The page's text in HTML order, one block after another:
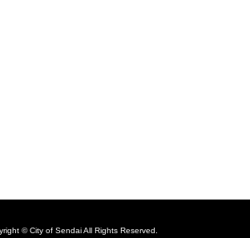
© City of Sendai All Rights Reserved.